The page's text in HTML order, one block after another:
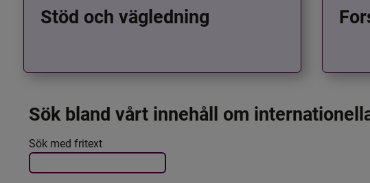
Stöd och vägledning
Sök bland vårt innehåll om
Filtrera resultatet
Det här formuläret postas automatiskt
Sök med fritext